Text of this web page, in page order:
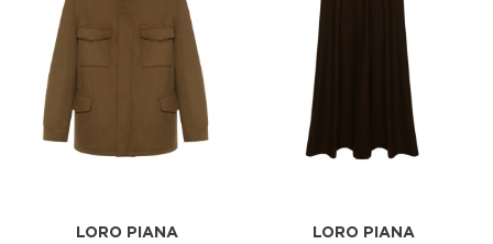
LORO PIANA LORO PIANA